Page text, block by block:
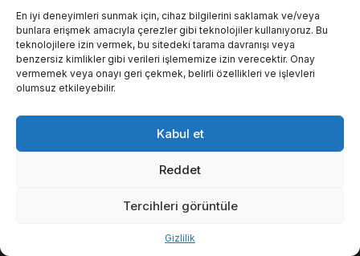
En iyi deneyimleri sunmak için, cihaz bilgilerini saklamak ve/veya
bunlara erişmek amacıyla çerezler gibi teknolojiler kullanıyoruz. Bu
teknolojilere izin vermek, bu sitedeki tarama davranışı veya
benzersiz kimlikler gibi verileri işlememize izin verecektir. Onay
vermemek veya onayı geri çekmek, belirli özellikleri ve işlevleri
olumsuz etkileyebilir.
Kabul et
Reddet
Tercihleri görüntüle
Gizlilik
© Telif Hakkı 2026, Tüm Hakları Saklıdır.